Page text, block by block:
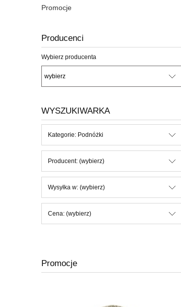
Promocje
Producenci
Wybierz producenta
WYSZUKIWARKA
Kategorie: Podnóżki
Producent: (wybierz)
Wysyłka w: (wybierz)
Cena: (wybierz)
Promocje